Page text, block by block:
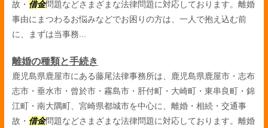
故・ 借金問題などさまざまな法律問題に対応しております。離婚
事由にまつわるお悩みなどでお困りの方は、一人で抱え込む前
に、まずは当事務...
離婚の種類と手続き
鹿児島県鹿屋市にある藤尾法律事務所は、鹿児島県鹿屋市・志布
志市・垂水市・曾於市・霧島市・肝付町・大崎町・東串良町・錦
江町・南大隅町、宮崎県都城市を中心に、離婚・相続・交通事
故・ 借金問題などさまざまな法律問題に対応しております。離婚